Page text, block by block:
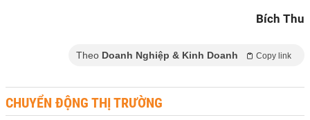
Bích Thu
Theo Doanh Nghiệp & Kinh Doanh Copy link
CHUYỂN ĐỘNG THỊ TRƯỜNG